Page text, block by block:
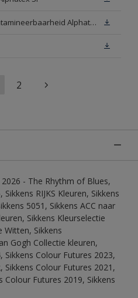
Technical Report decontamineerbaarheid Alphatex SF
2
- The Rhythm of Blues,
RIJKS Kleuren, Sikkens
5051, Sikkens ACC naar
Sikkens Kleurselectie
Witten, Sikkens
Gogh Collectie kleuren,
Sikkens Colour Futures 2023,
Sikkens Colour Futures 2021,
Colour Futures 2019, Sikkens